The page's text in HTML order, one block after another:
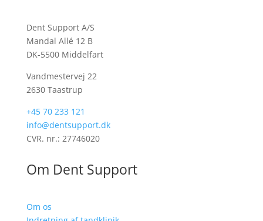
Dent Support A/S
Mandal Allé 12 B
DK-5500 Middelfart
Vandmestervej 22
2630 Taastrup
+45 70 233 121
info@dentsupport.dk
CVR. nr.: 27746020
Om Dent Support
Om os